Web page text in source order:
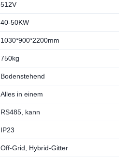
512V
40-50KW
1030*900*2200mm
750kg
Bodenstehend
Alles in einem
RS485, kann
IP23
Off-Grid, Hybrid-Gitter